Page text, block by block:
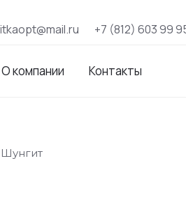
Контакты
О компании
+7 (812) 603 99
Шунгит